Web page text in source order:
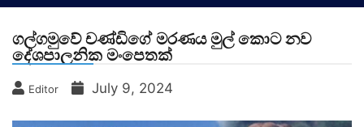
ගල්ගමුවේ චණ්ඩිගේ මරණය මුල් කොට නව
දේශපාලනික මංපෙතක්
Editor July 9, 2024